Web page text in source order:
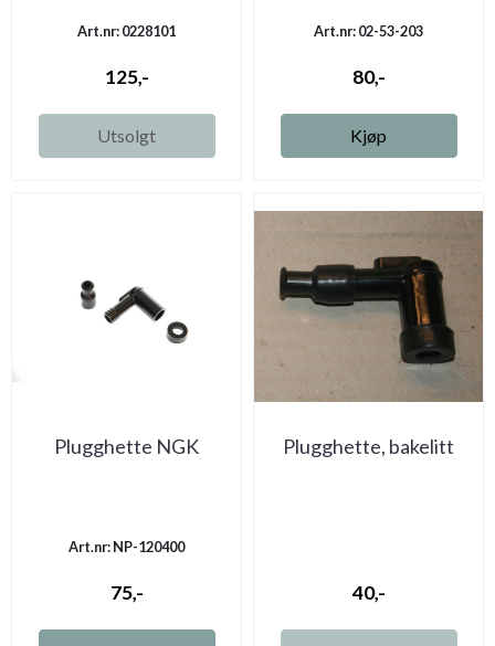
Art.nr: 0228101
125,-
Utsolgt
Art.nr: 02-53-203
80,-
Kjøp
Plugghette NGK
Art.nr: NP-120400
75,-
Plugghette, bakelitt
40,-